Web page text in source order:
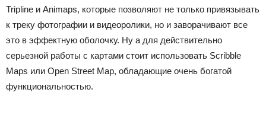
Tripline и Animaps, которые позволяют не только привязывать
к треку фотографии и видеоролики, но и заворачивают все
это в эффектную оболочку. Ну а для действительно
серьезной работы с картами стоит использовать Scribble
Maps или Open Street Map, обладающие очень богатой
функциональностью.